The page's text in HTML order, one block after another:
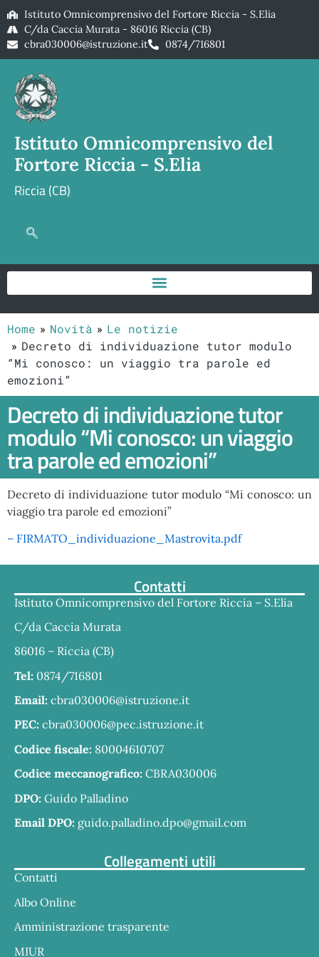
Istituto Omnicomprensivo del Fortore Riccia - S.Elia
C/da Caccia Murata - 86016 Riccia (CB)
cbra030006@istruzione.it
0874/716801
Istituto Omnicomprensivo del
Fortore Riccia - S.Elia
Riccia (CB)
Home Novità
Le notizie
Decreto di individuazione tutor modulo
“Mi conosco: un viaggio tra parole ed
emozioni”
Decreto di individuazione tutor
modulo “Mi conosco: un viaggio
tra parole ed emozioni”
Decreto di individuazione tutor modulo “Mi conosco: un
viaggio tra parole ed emozioni”
– FIRMATO_individuazione_Mastrovita.pdf
Contatti
Istituto Omnicomprensivo del Fortore Riccia – S.Elia
C/da Caccia Murata
86016 – Riccia (CB)
Tel: 0874/716801
Email: cbra030006@istruzione.it
PEC: cbra030006@pec.istruzione.it
Codice fiscale: 80004610707
Codice meccanografico: CBRA030006
DPO: Guido Palladino
Email DPO: guido.palladino.dpo@gmail.com
Collegamenti utili
Contatti
Albo Online
Amministrazione trasparente
MIUR